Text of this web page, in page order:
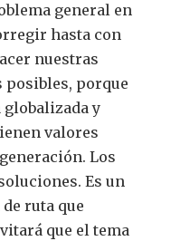
general en
hasta con
nuestras
posibles, porque
globalizada y
valores
Los
Es un
ruta que
que el tema